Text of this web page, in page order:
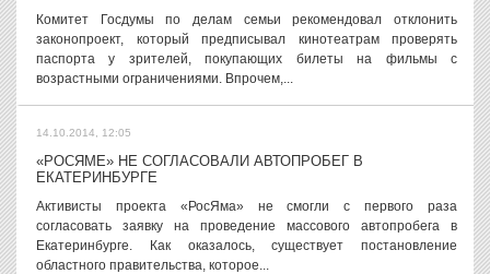
Комитет Госдумы по делам семьи рекомендовал отклонить
законопроект, который предписывал кинотеатрам проверять
паспорта у зрителей, покупающих билеты на фильмы с
возрастными ограничениями. Впрочем,...
14.10.2014, 12:05
«РОСЯМЕ» НЕ СОГЛАСОВАЛИ АВТОПРОБЕГ В
ЕКАТЕРИНБУРГЕ
Активисты проекта «РосЯма» не смогли с первого раза
согласовать заявку на проведение массового автопробега в
Екатеринбурге. Как оказалось, существует постановление
областного правительства, которое...